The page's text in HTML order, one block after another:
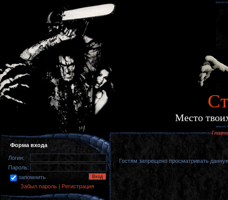
Место
Форма входа
Логин:
Пароль:
запомнить
Забыл пароль | Регистрация
Гостям запрещено просматривать